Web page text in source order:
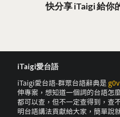
快分享 iTaigi 給你
iTaigi愛台語
iTaigi愛台語-群眾台語辭典是
伸專案，想知道一個詞的台語怎
都可以查，但不一定查得到，查
明台語講法貢獻給大家，簡單說